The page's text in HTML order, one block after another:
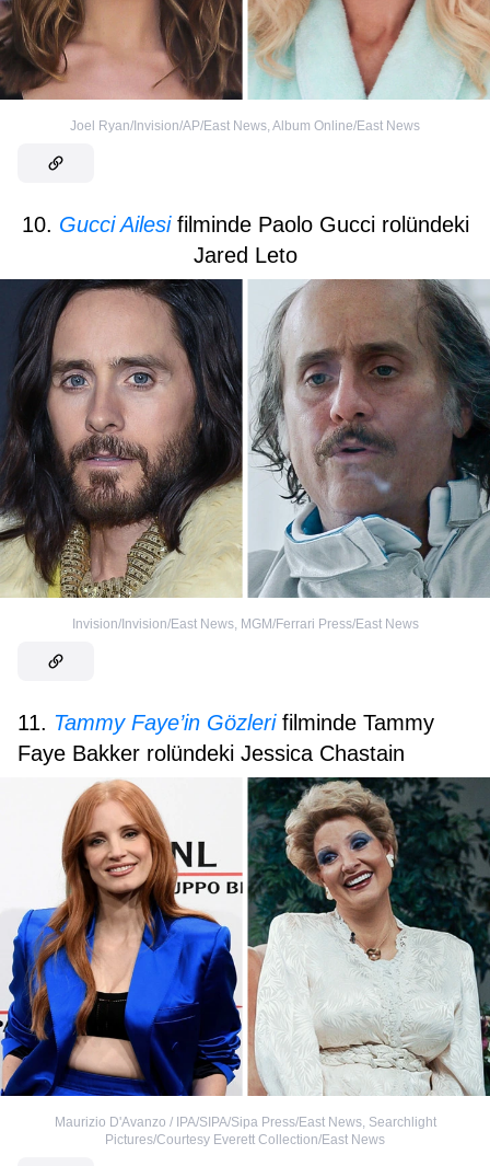
Joel Ryan/Invision/AP/East News Album Online/East News
10. Gucci Ailesi filminde Paolo Gucci rolündeki
Jared Leto
Invision/Invision/East News, MGM/Ferrari Press/East News
11. Tammy Faye’in Gözleri filminde Tammy
Faye Bakker rolündeki Jessica Chastain
Maurizio D'Avanzo / IPA/SIPA/Sipa Press/East News, Searchlight
Pictures/Courtesy Everett Collection/East News